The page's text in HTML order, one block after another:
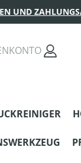
UND